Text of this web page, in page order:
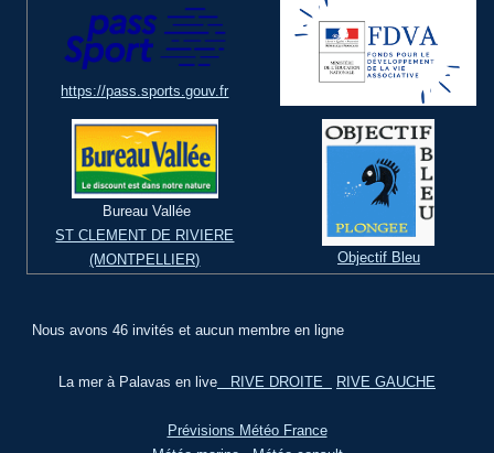
https://pass.sports.gouv.fr
Bureau Vallée
ST CLEMENT DE RIVIERE
(MONTPELLIER)
Objectif Bleu
Nous avons 46 invités et aucun membre en ligne
La mer à Palavas en live RIVE DROITE RIVE GAUCHE
Prévisions Météo France